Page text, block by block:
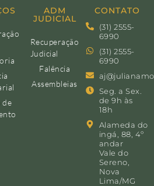
de
ADM
JUDICIAL
Recuperação
Judicial
Falência
Assembleias
CONTATO
(31) 2555-
6990
(31) 2555-
6990
Seg. a Sex.
de 9h às
18h
Alameda do
ingá, 88, 4º
andar
Vale do
Sereno,
Nova
Lima/MG